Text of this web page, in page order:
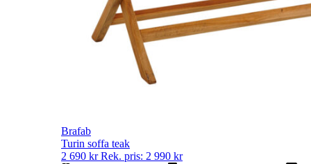
Brafab
Turin soffa teak
2 690 kr Rek. pris: 2 990 kr